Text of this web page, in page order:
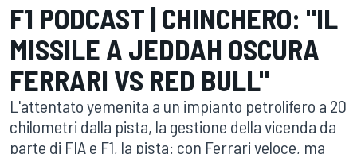
F1 PODCAST | CHINCHERO: "IL
MISSILE A JEDDAH OSCURA
FERRARI VS RED BULL"
L'attentato yemenita a un impianto petrolifero a 20
chilometri dalla pista, la gestione della vicenda da
parte di FIA e F1, la pista: con Ferrari veloce, ma